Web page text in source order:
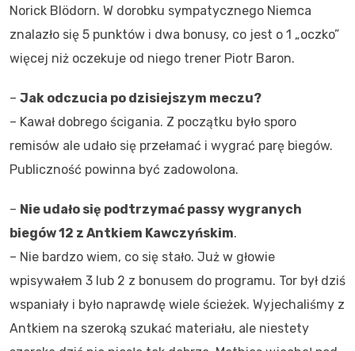
Norick Blödorn. W dorobku sympatycznego Niemca
znalazło się 5 punktów i dwa bonusy, co jest o 1 „oczko”
więcej niż oczekuje od niego trener Piotr Baron.
– Jak odczucia po dzisiejszym meczu?
– Kawał dobrego ścigania. Z początku było sporo
remisów ale udało się przełamać i wygrać parę biegów.
Publiczność powinna być zadowolona.
– Nie udało się podtrzymać passy wygranych
biegów 12 z Antkiem Kawczyńskim.
– Nie bardzo wiem, co się stało. Już w głowie
wpisywałem 3 lub 2 z bonusem do programu. Tor był dziś
wspaniały i było naprawdę wiele ścieżek. Wyjechaliśmy z
Antkiem na szeroką szukać materiału, ale niestety